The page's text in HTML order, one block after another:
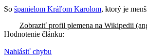
So španielom Kráľom Karolom, ktorý je
Zobraziť profil plemena na Wikipedii
Hodnotenie článku:
Nahlásiť chybu